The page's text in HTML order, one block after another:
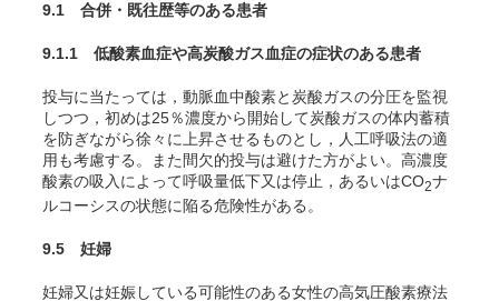
9.1 合併・既往歴等のある患者
9.1.1 低酸素血症や高炭酸ガス血症の症状のある患者
投与に当たっては，動脈血中酸素と炭酸ガスの分圧を監視
しつつ，初めは25％濃度から開始して炭酸ガスの体内蓄積
を防ぎながら徐々に上昇させるものとし，人工呼吸法の適
用も考慮する。また間欠的投与は避けた方がよい。高濃度
酸素の吸入によって呼吸量低下又は停止，あるいはCO2ナ
ルコーシスの状態に陥る危険性がある 。
9.5 妊婦
妊婦又は妊娠している可能性のある女性の高気圧酸素療法